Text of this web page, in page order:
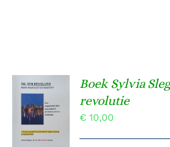
TOEVOEGEN
AAN
WINKELWAGEN
/
DETAILS
Boek Sylvia
revolutie
€ 10,00